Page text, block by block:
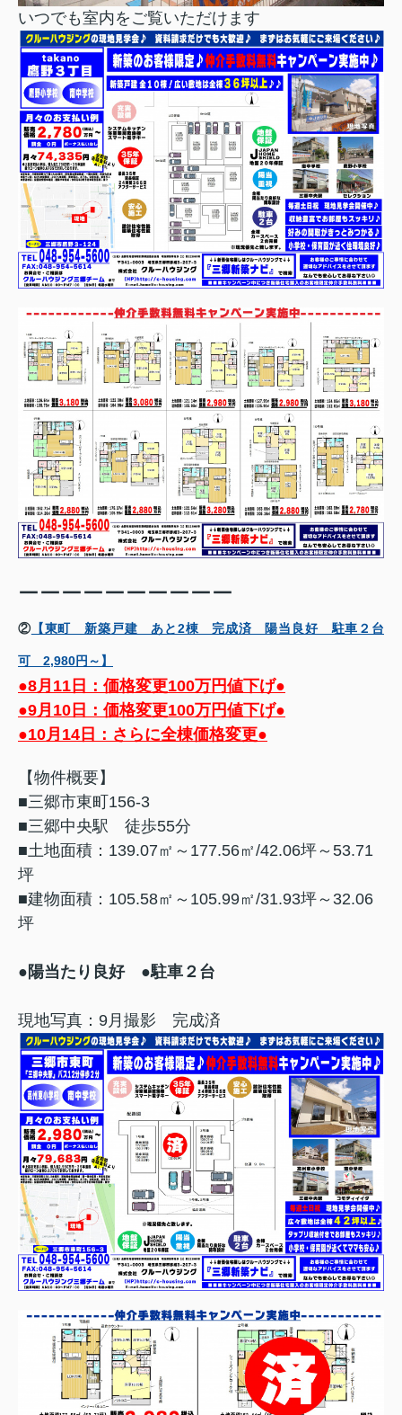
いつでも室内をご覧いただけます
ーーーーーーーーーー
②【東町 新築戸建 あと2棟 完成済 陽当良好 駐車２台
可 2,980円～】
●8月11日：価格変更100万円値下げ●
●9月10日：価格変更100万円値下げ●
●10月14日：さらに全棟価格変更●
【物件概要】
■三郷市東町156-3
■三郷中央駅 徒歩55分
■土地面積：139.07㎡～177.56㎡/42.06坪～53.71
坪
■建物面積：105.58㎡～105.99㎡/31.93坪～32.06
坪
●陽当たり良好 ●駐車２台
現地写真：9月撮影 完成済